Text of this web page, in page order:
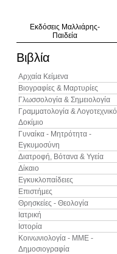
Εκδόσεις Μαλλιάρης-
Παιδεία
Βιβλία
Αρχαία Κείμενα
Βιογραφίες & Μαρτυρίες
Γλωσσολογία & Σημειολογία
Γραμματολογία & Λογοτεχνικό
Δοκίμιο
Γυναίκα - Μητρότητα -
Εγκυμοσύνη
Διατροφή, Βότανα & Υγεία
Δίκαιο
Εγκυκλοπαίδειες
Επιστήμες
Θρησκείες - Θεολογία
Ιατρική
Ιστορία
Κοινωνιολογία - ΜΜΕ -
Δημοσιογραφία